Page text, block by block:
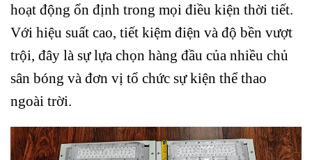
hoạt động ổn định trong mọi điều kiện thời tiết.
Với hiệu suất cao, tiết kiệm điện và độ bền vượt
trội, đây là sự lựa chọn hàng đầu của nhiều chủ
sân bóng và đơn vị tổ chức sự kiện thể thao
ngoài trời.